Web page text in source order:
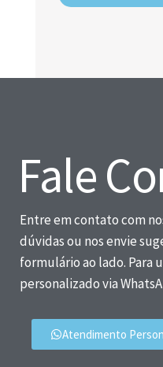
Fale
Entre em contato com
dúvidas ou nos envie
formulário ao lado. Para
personalizado via
Atendimento